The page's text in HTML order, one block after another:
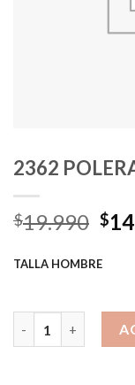
2362
$19.990 El
$
TALLA HOMBRE